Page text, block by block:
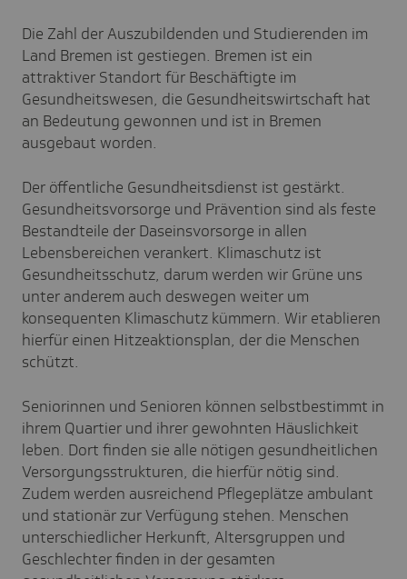
Die Zahl der Auszubildenden und Studierenden im
Land Bremen ist gestiegen. Bremen ist ein
attraktiver Standort für Beschäftigte im
Gesundheitswesen, die Gesundheitswirtschaft hat
an Bedeutung gewonnen und ist in Bremen
ausgebaut worden.
Der öffentliche Gesundheitsdienst ist gestärkt.
Gesundheitsvorsorge und Prävention sind als feste
Bestandteile der Daseinsvorsorge in allen
Lebensbereichen verankert. Klimaschutz ist
Gesundheitsschutz, darum werden wir Grüne uns
unter anderem auch deswegen weiter um
konsequenten Klimaschutz kümmern. Wir etablieren
hierfür einen Hitzeaktionsplan, der die Menschen
schützt.
Seniorinnen und Senioren können selbstbestimmt in
ihrem Quartier und ihrer gewohnten Häuslichkeit
leben. Dort finden sie alle nötigen gesundheitlichen
Versorgungsstrukturen, die hierfür nötig sind.
Zudem werden ausreichend Pflegeplätze ambulant
und stationär zur Verfügung stehen. Menschen
unterschiedlicher Herkunft, Altersgruppen und
Geschlechter finden in der gesamten